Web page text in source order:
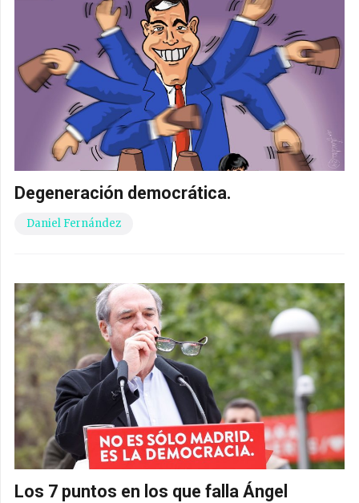
Degeneración democrática.
Daniel Fernández
Los 7 puntos en los que falla Ángel